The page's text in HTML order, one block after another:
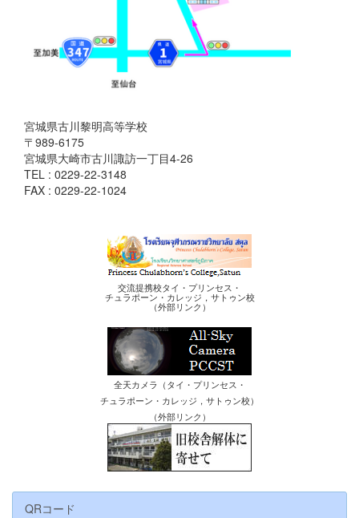
宮城県古川黎明高等学校
〒989-6175
宮城県大崎市古川諏訪一丁目4-26
TEL : 0229-22-3148
FAX : 0229-22-1024
交流提携校タイ・プリンセス・
チュラポーン・カレッジ，サトゥン校
（外部リンク）
全天カメラ（タイ・プリンセス・
チュラポーン・カレッジ，サトゥン校）
（外部リンク）
QRコード